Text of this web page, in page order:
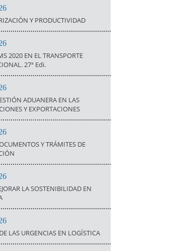
Y PRODUCTIVIDAD
2020 EN EL TRANSPORTE
27ª Edi.
ADUANERA EN LAS
Y EXPORTACIONES
Y TRÁMITES DE
LA SOSTENIBILIDAD EN
LAS URGENCIAS EN LOGÍSTICA